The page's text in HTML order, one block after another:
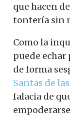
que hacen
tontería sin
Como la
puede echar
de forma
Santas de
falacia de